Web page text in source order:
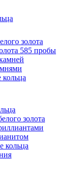
золота
585 пробы
золота
кольца